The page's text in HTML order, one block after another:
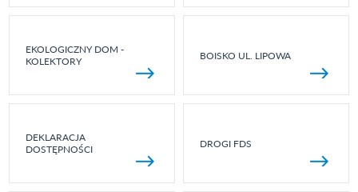
EKOLOGICZNY DOM -
KOLEKTORY
BOISKO UL. LIPOWA
DEKLARACJA
DOSTĘPNOŚCI
DROGI FDS